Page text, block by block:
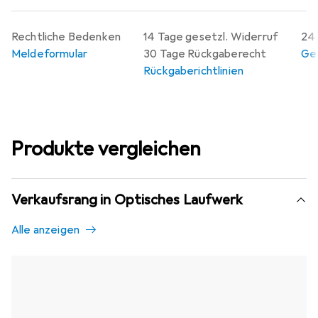
14 Tage gesetzl. Widerruf
30 Tage Rückgaberecht
Rückgaberichtlinien
24
Rechtliche Bedenken
Meldeformular
Produkte vergleichen
Verkaufsrang in Optisches Laufwerk
Alle anzeigen